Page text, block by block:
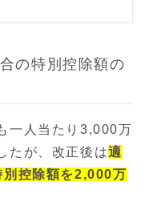
の特別控除額の
一人当たり3,000万
たが、改正後は適
別控除額を2,000万